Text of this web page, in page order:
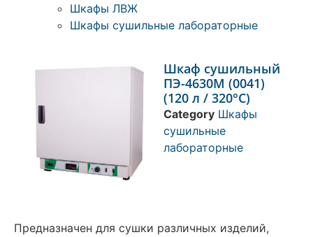
Шкафы ЛВЖ
Шкафы сушильные лабораторные
Шкаф сушильный
ПЭ-4630М (0041)
(120 л / 320°С)
Category Шкафы
сушильные
лабораторные
Предназначен для сушки различных изделий,